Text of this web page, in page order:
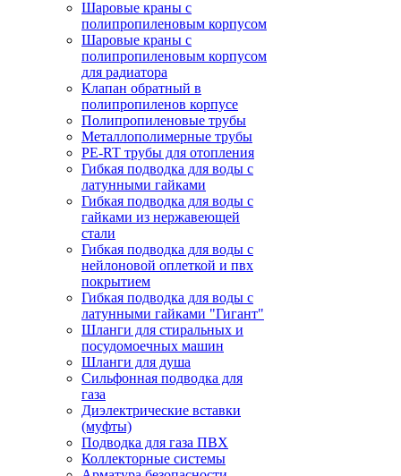
Шаровые краны с
полипропиленовым корпусом
Шаровые краны с
полипропиленовым корпусом
для радиатора
Клапан обратный в
полипропиленов корпусе
Полипропиленовые трубы
Металлополимерные трубы
PE-RT трубы для отопления
Гибкая подводка для воды с
латунными гайками
Гибкая подводка для воды с
гайками из нержавеющей
стали
Гибкая подводка для воды с
нейлоновой оплеткой и пвх
покрытием
Гибкая подводка для воды с
латунными гайками "Гигант"
Шланги для стиральных и
посудомоечных машин
Шланги для душа
Сильфонная подводка для
газа
Диэлектрические вставки
(муфты)
Подводка для газа ПВХ
Коллекторные системы